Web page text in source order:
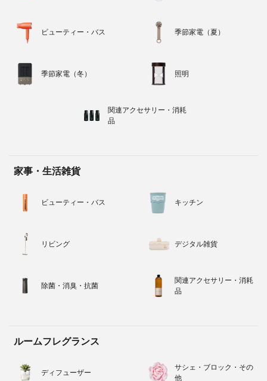
ビューティー・バス 季節家電（夏）
季節家電（冬） 照明
関連アクセサリー・消耗
品
家事・生活雑貨
ビューティー・バス キッチン
リビング デジタル雑貨
除菌・消臭・抗菌
関連アクセサリー・消耗
品
ルームフレグランス
ディフューザー
サシェ・ブロック・その
他